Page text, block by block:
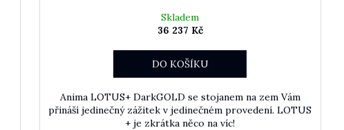
Skladem
36 237 Kč
DO KOŠÍKU
Anima LOTUS+ DarkGOLD se stojanem na zem Vám
přináší jedinečný zážitek v jedinečném provedení. LOTUS
+ je zkrátka něco na víc!